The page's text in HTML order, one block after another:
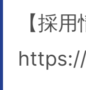
【採